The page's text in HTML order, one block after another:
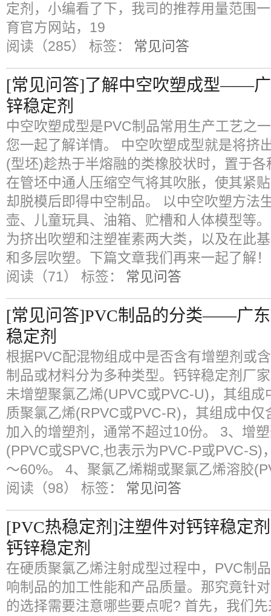
定剂，小编看了下，我司的推荐用量范围
育官方网站，19
阅读（285） 标签： 常见问答
[常见问答]了解中空吹塑成型——
锌稳定剂
中空吹塑成型是PVC制品常用生产工艺之
您一起了解详情。 中空吹塑成型就是将挤
(型坯)趁热于半熔融的类橡胶状时，置于
在管坯中通人压缩空气将其吹胀，使其紧
却脱模后即得中空制品。 以中空吹塑方法
壶、儿童玩具、油箱、贮槽和人体模型等
为挤出吹塑和注塑崔素两大类，以及在此
和多层吹塑。下篇文章我们再来一起了解
阅读（71） 标签： 常见问答
[常见问答]PVC制品的分类——广
稳定剂
根据PVC配混物组成中是否含有增塑剂或
制品或材料分为多种类型。钙锌稳定剂厂
未增塑聚氯乙烯(UPVC或PVC-U)，其组
质聚氯乙烯(RPVC或PVC-R)，其组成中
加入的增塑剂，通常不超过10份。 3、增
(PPVC或SPVC,也表示为PVC-P或PVC-S)
～60%。 4、聚氯乙烯糊或聚氯乙烯溶胶
阅读（98） 标签： 常见问答
[PVC热稳定剂]注塑件对钙锌稳定
钙锌稳定剂
在硬质聚氯乙烯注射成型过程中，PVC制
响制品的加工性能和产品质量。那究竟针
的选择需要注意哪些要点呢? 首先，我们